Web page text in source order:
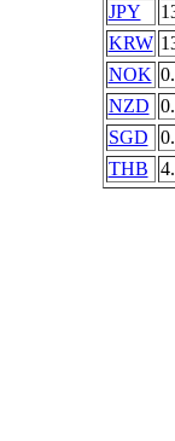
JPY
KRW
NOK
NZD
SGD
THB